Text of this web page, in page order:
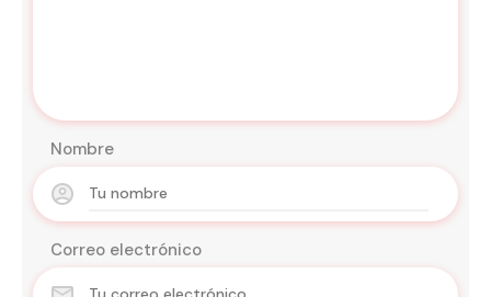
Nombre
Correo electrónico